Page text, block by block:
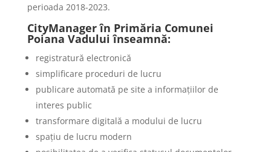
perioada 2018-2023.
CityManager în Primăria Comunei
Poiana Vadului înseamnă:
registratură electronică
simplificare proceduri de lucru
publicare automată pe site a informațiilor de
interes public
transformare digitală a modului de lucru
spațiu de lucru modern